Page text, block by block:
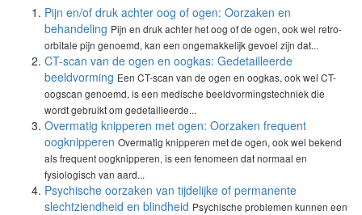
Pijn en/of druk achter oog of ogen: Oorzaken en
behandeling Pijn en druk achter het oog of de ogen, ook wel retro-
orbitale pijn genoemd, kan een ongemakkelijk gevoel zijn dat...
CT-scan van de ogen en oogkas: Gedetailleerde
beeldvorming Een CT-scan van de ogen en oogkas, ook wel CT-
oogscan genoemd, is een medische beeldvormingstechniek die
wordt gebruikt om gedetailleerde...
Overmatig knipperen met ogen: Oorzaken frequent
oogknipperen Overmatig knipperen met de ogen, ook wel bekend
als frequent oogknipperen, is een fenomeen dat normaal en
fysiologisch van aard...
Psychische oorzaken van tijdelijke of permanente
slechtziendheid en blindheid Psychische problemen kunnen een